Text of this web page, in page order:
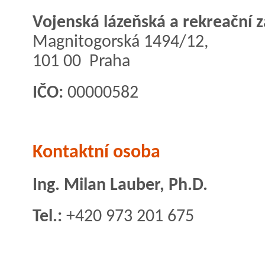
Vojenská lázeňská a rekreační
Magnitogorská 1494/12,
101 00 Praha
IČO: 00000582
Kontaktní osoba
Ing. Milan Lauber, Ph.D.
Tel.: +420 973 201 675